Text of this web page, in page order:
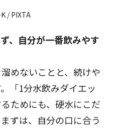
/ PIXTA
、自分が一番飲みやす
めないことと、続けや
「1分水飲みダイエッ
ためにも、硬水にこだ
ずは、自分の口に合う